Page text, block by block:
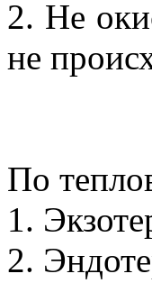
2. Не
не
По
1.
2.